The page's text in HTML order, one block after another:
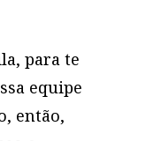
para te
equipe
então,